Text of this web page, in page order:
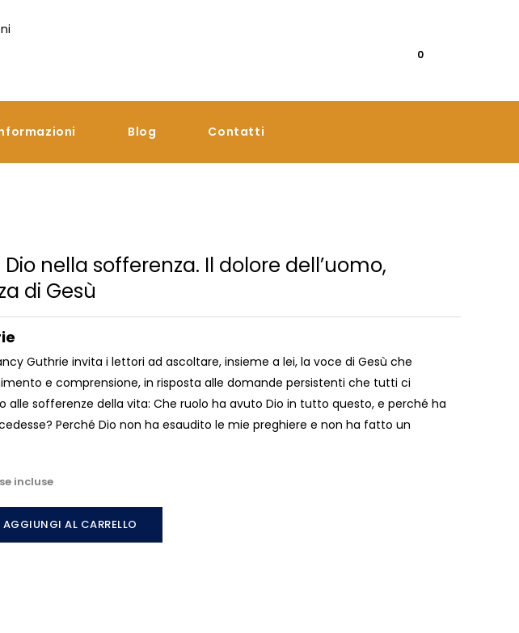
0
Blog Contatti
Dio nella sofferenza. Il dolore dell’uomo,
di Gesù
Guthrie invita i lettori ad ascoltare, insieme a lei, la voce di Gesù che
e comprensione, in risposta alle domande persistenti che tutti ci
alle sofferenze della vita: Che ruolo ha avuto Dio in tutto questo, e perché ha
Perché Dio non ha esaudito le mie preghiere e non ha fatto un
incluse
AGGIUNGI AL CARRELLO